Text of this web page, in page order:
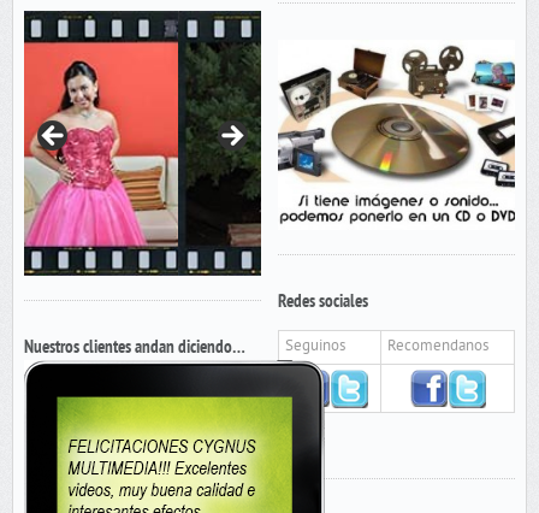
Nuestros clientes andan diciendo…
Redes sociales
Seguinos Recomendanos